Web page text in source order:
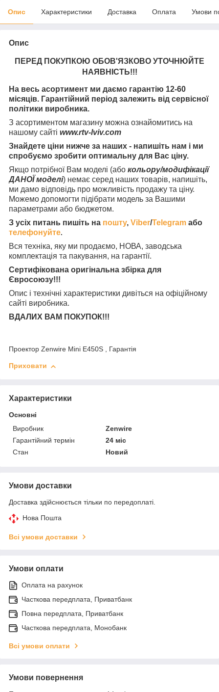
Опис Характеристики Доставка Оплата Умови
Опис
ПЕРЕД ПОКУПКОЮ ОБОВ'ЯЗКОВО УТОЧНЮЙТЕ
НАЯВНІСТЬ!!!
На весь асортимент ми даємо гарантію 12-60
місяців. Гарантійний період залежить від сервісної
політики виробника.
З асортиментом магазину можна ознайомитись на
нашому сайті www.rtv-lviv.com
Знайдете ціни нижче за наших - напишіть нам і ми
спробуємо зробити оптимальну для Вас ціну.
Якщо потрібної Вам моделі (або кольору/модифікації
ДАНОЇ моделі) немає серед наших товарів, напишіть,
ми дамо відповідь про можливість продажу та ціну.
Можемо допомогти підібрати модель за Вашими
параметрами або бюджетом.
З усіх питань пишіть на пошту, Viber/Telegram або
телефонуйте.
Вся техніка, яку ми продаємо, НОВА, заводська
комплектація та пакування, на гарантії.
Сертифікована оригінальна збірка для
Євросоюзу!!!
Опис і технічні характеристики дивіться на офіційному
сайті виробника.
ВДАЛИХ ВАМ ПОКУПОК!!!
Проектор Zenwire Mini E450S , Гарантія
Приховати
Характеристики
Основні
Виробник
Zenwire
Гарантійний термін
24 міс
Стан
Новий
Умови доставки
Доставка здійснюється тільки по передоплаті.
Нова Пошта
Всі умови доставки
Умови оплати
Оплата на рахунок
Часткова передплата, Приватбанк
Повна передплата, Приватбанк
Часткова передплата, Монобанк
Всі умови оплати
Умови повернення